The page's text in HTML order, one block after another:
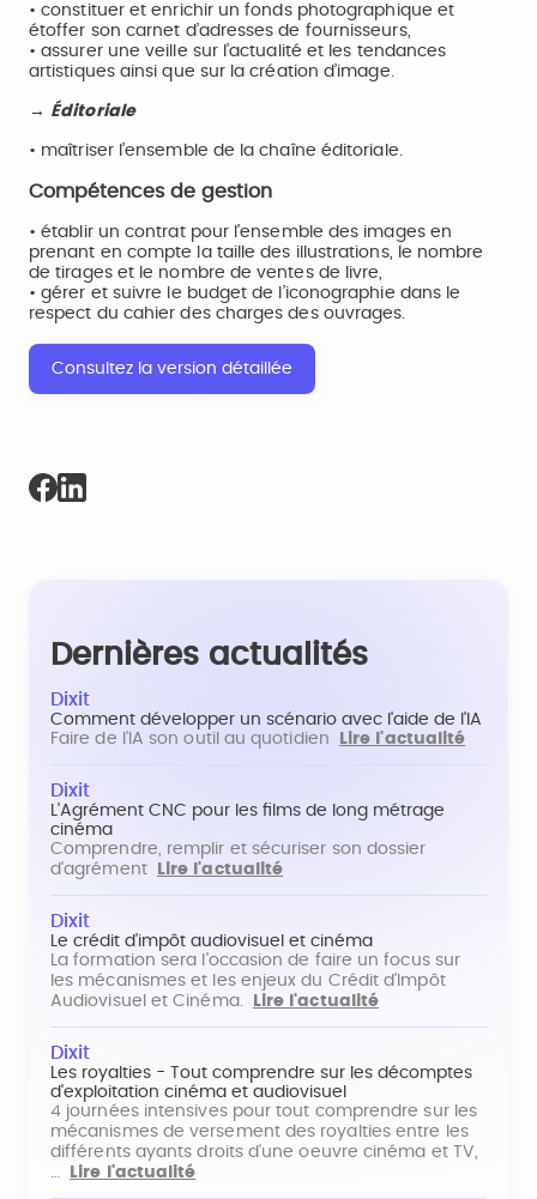
• constituer et enrichir un fonds photographique et
étoffer son carnet d’adresses de fournisseurs,
• assurer une veille sur l’actualité et les tendances
artistiques ainsi que sur la création d’image.
→ Éditoriale
• maîtriser l’ensemble de la chaîne éditoriale.
Compétences de gestion
• établir un contrat pour l’ensemble des images en
prenant en compte la taille des illustrations, le nombre
de tirages et le nombre de ventes de livre,
• gérer et suivre le budget de l’iconographie dans le
respect du cahier des charges des ouvrages.
Consultez la version détaillée
Dernières actualités
Dixit
Comment développer un scénario avec l'aide de l'IA
Faire de l'IA son outil au quotidien
Lire l'actualité
Dixit
L'Agrément CNC pour les films de long métrage
cinéma
Comprendre, remplir et sécuriser son dossier
d'agrément
Lire l'actualité
Dixit
Le crédit d'impôt audiovisuel et cinéma
La formation sera l'occasion de faire un focus sur
les mécanismes et les enjeux du Crédit d'Impôt
Audiovisuel et Cinéma.
Lire l'actualité
Dixit
Les royalties - Tout comprendre sur les décomptes
d'exploitation cinéma et audiovisuel
4 journées intensives pour tout comprendre sur les
mécanismes de versement des royalties entre les
différents ayants droits d'une oeuvre cinéma et TV,
…
Lire l'actualité